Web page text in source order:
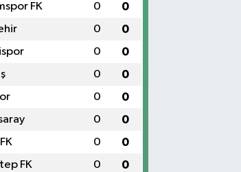
FK 0 0
0 0
0 0
0 0
0 0
0 0
0 0
FK 0 0